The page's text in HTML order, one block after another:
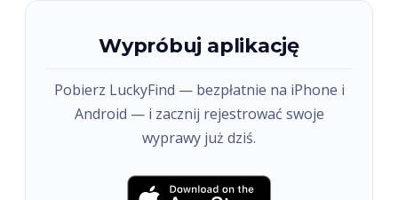
Wypróbuj aplikację
Pobierz LuckyFind — bezpłatnie na iPhone i
Android — i zacznij rejestrować swoje
wyprawy już dziś.